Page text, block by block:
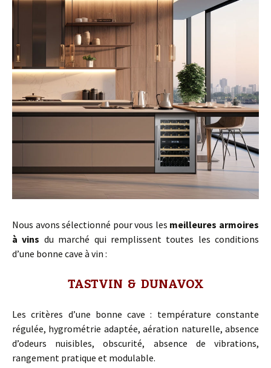
Nous avons sélectionné pour vous les meilleures armoires
à vins du marché qui remplissent toutes les conditions
d’une bonne cave à vin :
TASTVIN & DUNAVOX
Les critères d’une bonne cave : température constante
régulée, hygrométrie adaptée, aération naturelle, absence
d’odeurs nuisibles, obscurité, absence de vibrations,
rangement pratique et modulable.